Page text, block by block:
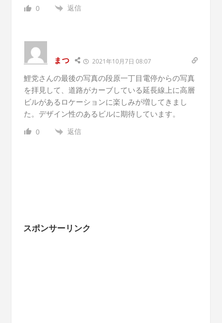
0 返信
まつ 2021年10月7日 08:07
鯉党さんの最後の写真の段原一丁目電停からの写真
を拝見して、道路がカーブしている延長線上に高層
ビルがあるロケーションに楽しみが増してきまし
た。デザイン性のあるビルに期待しています。
0 返信
スポンサーリンク